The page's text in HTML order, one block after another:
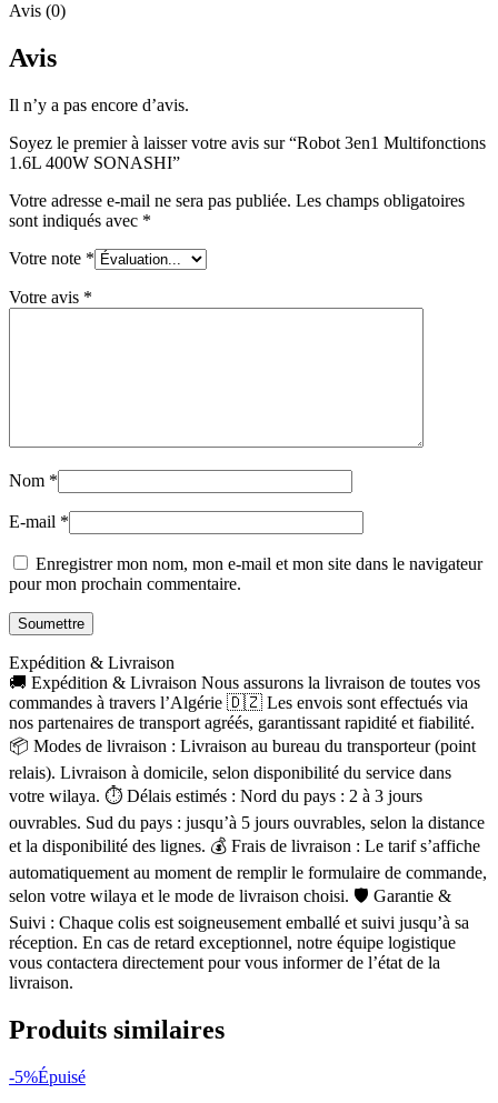
Avis (0)
Avis
Il n’y a pas encore d’avis.
Soyez le premier à laisser votre avis sur “Robot 3en1 Multifonctions
1.6L 400W SONASHI”
Votre adresse e-mail ne sera pas publiée. Les champs obligatoires
sont indiqués avec *
Votre note *
Votre avis *
Nom *
E-mail *
Enregistrer mon nom, mon e-mail et mon site dans le navigateur
pour mon prochain commentaire.
Expédition & Livraison
🚚 Expédition & Livraison Nous assurons la livraison de toutes vos
commandes à travers l’Algérie 🇩🇿 Les envois sont effectués via
nos partenaires de transport agréés, garantissant rapidité et fiabilité.
📦 Modes de livraison : Livraison au bureau du transporteur (point
relais). Livraison à domicile, selon disponibilité du service dans
votre wilaya. ⏱ Délais estimés : Nord du pays : 2 à 3 jours
ouvrables. Sud du pays : jusqu’à 5 jours ouvrables, selon la distance
et la disponibilité des lignes. 💰 Frais de livraison : Le tarif s’affiche
automatiquement au moment de remplir le formulaire de commande,
selon votre wilaya et le mode de livraison choisi. 🛡 Garantie &
Suivi : Chaque colis est soigneusement emballé et suivi jusqu’à sa
réception. En cas de retard exceptionnel, notre équipe logistique
vous contactera directement pour vous informer de l’état de la
livraison.
Produits similaires
-5%Épuisé